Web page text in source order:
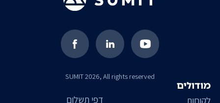
SUMIT 2026, All rights reserved
דפי תשלום
מודולים
לקוחות